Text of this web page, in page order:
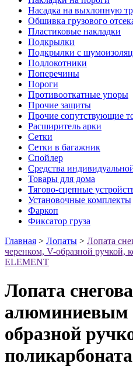
Насадка на выхлопную
Обшивка грузового
Пластиковые накладки
Подкрылки
Подкрылки с
Подлокотники
Поперечины
Пороги
Противооткатные упоры
Прочие защиты
Прочие сопутствующие
Расширитель арки
Сетки
Сетки в багажник
Спойлер
Средства
Товары для дома
Тягово-сцепные
Установочные комплекты
Фаркоп
Фиксатор груза
Главная > Лопаты > Лопата
черенком, V-образной ручкой,
ELEMENT
Лопата
алюминиевым
образной